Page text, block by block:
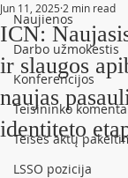
Naujienos
Darbo užmokestis
Konferencijos
Teisininko
Teisės aktų
LSSO pozicija
ICN:
ir slaugos
naujas
identiteto
Jun 11, 2025 2 min read